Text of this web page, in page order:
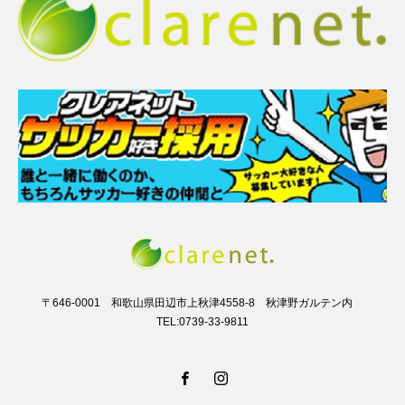
〒646-0001 和歌山県田辺市上秋津4558-8 秋津野ガルテン内
TEL:0739-33-9811